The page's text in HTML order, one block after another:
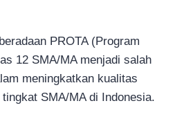
PROTA (Program
12 SMA/MA menjadi salah
meningkatkan kualitas
SMA/MA di Indonesia.